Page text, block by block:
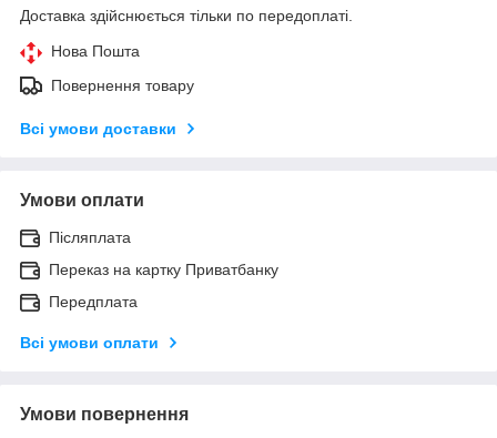
Доставка здійснюється тільки по передоплаті.
Нова Пошта
Повернення товару
Всі умови доставки
Умови оплати
Післяплата
Переказ на картку Приватбанку
Передплата
Всі умови оплати
Умови повернення